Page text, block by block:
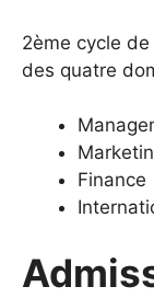
2ème cycle
des quatre
Finance